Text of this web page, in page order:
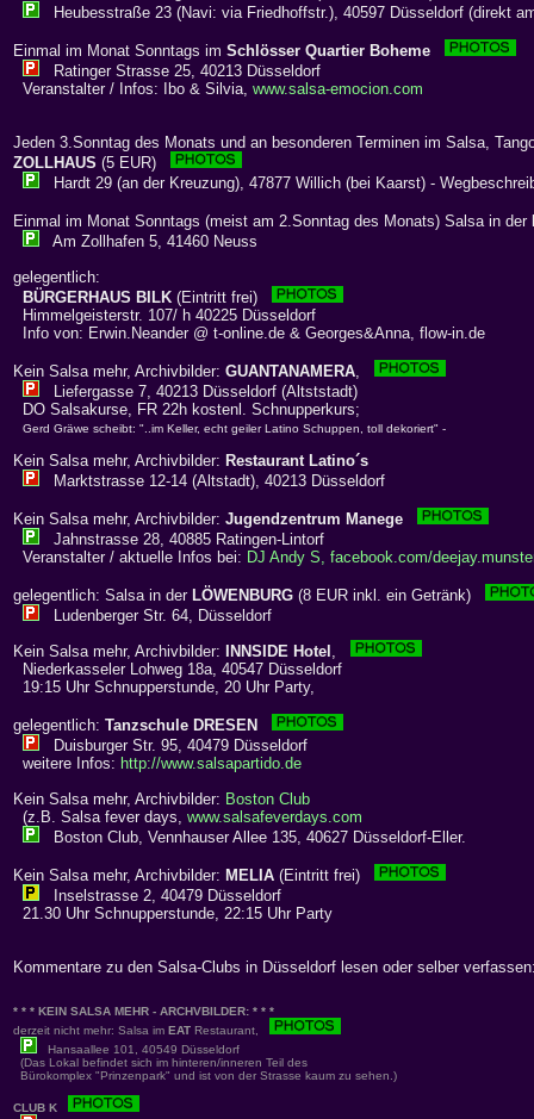
Heubesstraße 23 (Navi: via Friedhoffstr.), 40597 Düsseldorf (direkt
Einmal im Monat Sonntags im Schlösser Quartier Boheme
Ratinger Strasse 25, 40213 Düsseldorf
Veranstalter / Infos: Ibo & Silvia, www.salsa-emocion.com
Jeden 3.Sonntag des Monats und an besonderen Terminen im Salsa,
ZOLLHAUS (5 EUR)
Hardt 29 (an der Kreuzung), 47877 Willich (bei Kaarst) -
Einmal im Monat Sonntags (meist am 2.Sonntag des Monats) Salsa in der
Am Zollhafen 5, 41460 Neuss
gelegentlich:
BÜRGERHAUS BILK (Eintritt frei)
Himmelgeisterstr. 107/ h 40225 Düsseldorf
Info von: Erwin.Neander @ t-online.de & Georges&Anna, flow-in.de
Kein Salsa mehr, Archivbilder: GUANTANAMERA,
Liefergasse 7, 40213 Düsseldorf (Altststadt)
DO Salsakurse, FR 22h kostenl. Schnupperkurs;
Gerd Gräwe scheibt: "..im Keller, echt geiler Latino Schuppen, toll dekoriert" -
Kein Salsa mehr, Archivbilder: Restaurant Latino´s
Marktstrasse 12-14 (Altstadt), 40213 Düsseldorf
Kein Salsa mehr, Archivbilder: Jugendzentrum Manege
Jahnstrasse 28, 40885 Ratingen-Lintorf
Veranstalter / aktuelle Infos bei: DJ Andy S, facebook.com/
gelegentlich: Salsa in der LÖWENBURG (8 EUR inkl. ein Getränk)
Ludenberger Str. 64, Düsseldorf
Kein Salsa mehr, Archivbilder:
INNSIDE Hotel ,
Niederkasseler Lohweg 18a, 40547 Düsseldorf
19:15 Uhr Schnupperstunde, 20 Uhr Party,
gelegentlich: Tanzschule DRESEN
Duisburger Str. 95, 40479 Düsseldorf
weitere Infos: http://www.salsapartido.de
Kein Salsa mehr, Archivbilder: Boston Club
(z.B. Salsa fever days, www.salsafeverdays.com
Boston Club, Vennhauser Allee 135, 40627 Düsseldorf-Eller.
Kein Salsa mehr, Archivbilder: MELIA (Eintritt frei)
Inselstrasse 2, 40479 Düsseldorf
21.30 Uhr Schnupperstunde, 22:15 Uhr Party
Kommentare zu den Salsa-Clubs in Düsseldorf lesen oder selber
* * * KEIN SALSA MEHR - ARCHVBILDER: * * *
derzeit nicht mehr: Salsa im EAT Restaurant,
Hansaallee 101, 40549 Düsseldorf
(Das Lokal befindet sich im hinteren/inneren Teil des
Bürokomplex "Prinzenpark" und ist von der Strasse kaum zu sehen.)
CLUB K